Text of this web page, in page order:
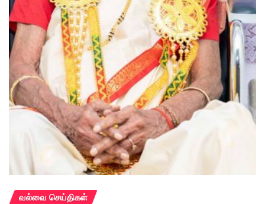
வல்வை செய்திகள்